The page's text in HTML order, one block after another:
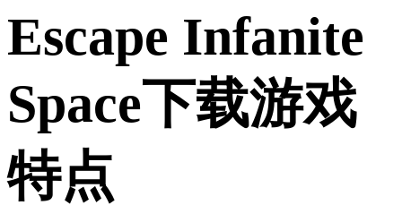
Escape Infanite
Space下载游戏
特点